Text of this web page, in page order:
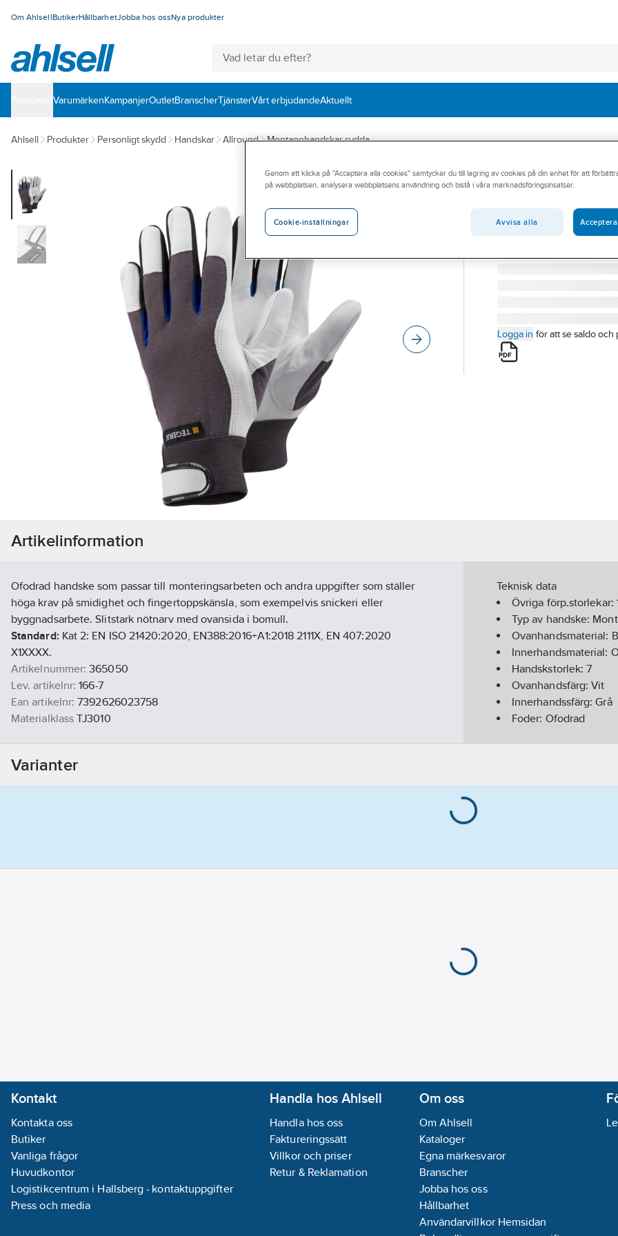
Om AhlsellButikerHållbarhetJobba hos ossNya produkter
VarumärkenKampanjerOutletBranscherTjänsterVårt erbjudandeAktuellt
Ahlsell Produkter Personligt skydd Handskar Allround Montagehandskar sydda
TEGERA®
MONTAGEHANDSKE
Artikelnummer:
365050
166-7
Logga in för att se saldo och
Artikelinformation
Ofodrad handske som passar till monteringsarbeten och andra uppgifter som ställer
höga krav på smidighet och fingertoppskänsla, som exempelvis snickeri eller
byggnadsarbete. Slitstark nötnarv med ovansida i bomull.
Standard: Kat 2: EN ISO 21420:2020, EN388:2016+A1:2018 2111X, EN 407:2020
X1XXXX.
Artikelnummer: 365050
Lev. artikelnr: 166-7
Ean artikelnr: 7392626023758
Materialklass TJ3010
Teknisk data
Övriga förp.storlekar:
Typ av handske:
Ovanhandsmaterial:
Innerhandsmaterial:
Handskstorlek:7
Ovanhandsfärg:Vit
Innerhandssfärg:Grå
Foder: Ofodrad
Varianter
Kontakt
Kontakta oss
Butiker
Vanliga frågor
Huvudkontor
Logistikcentrum i Hallsberg - kontaktuppgifter
Press och media
Handla hos Ahlsell
Handla hos oss
Faktureringssätt
Villkor och priser
Retur & Reklamation
Om oss
Om Ahlsell
Kataloger
Egna märkesvaror
Branscher
Jobba hos oss
Hållbarhet
Användarvillkor Hemsidan
Genom att klicka på "Acceptera alla cookies" samtycker du till lagring av cookies på din enhet för att
på webbplatsen, analysera webbplatsens användning och bistå i våra marknadsföringsinsatser.
Cookie-inställningar Avvisa alla